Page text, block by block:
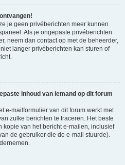
je geen privéberichten meer kunnen
Als je ongepaste privéberichten
neem dan contact op met de beheerder,
langer privéberichten kan sturen of
inhoud van iemand op dit forum
e-mailformulier van dit forum werkt met
zulke berichten te traceren. Het beste
kopie van het bericht e-mailen, inclusief
de gebruiker die de e-mail stuurde).